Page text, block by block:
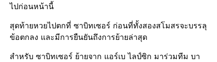
ไปก่อนหน้านี้
สุดท้ายหวยไปตกที่ ซาบิทเซอร์ ก่อนที่ทั้งสองสโมสรจะบรรลุ
ข้อตกลง และมีการยืนยันถึงการย้ายล่าสุด
สำหรับ ซาบิทเซอร์ ย้ายจาก แอร์เบ ไลป์ซิก มาร่วมทีม บา